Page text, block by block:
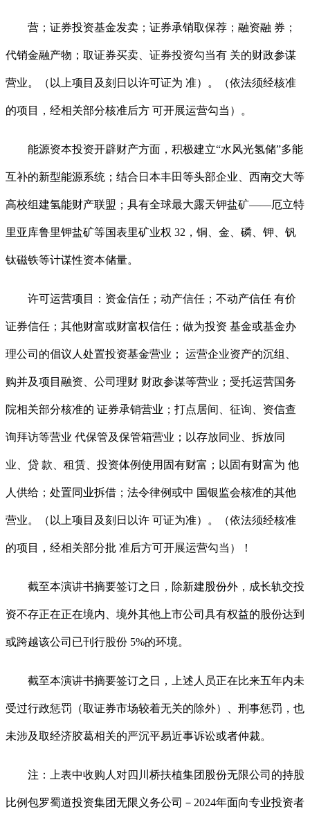
营；证券投资基金发卖；证券承销取保荐；融资融 券；
代销金融产物；取证券买卖、证券投资勾当有 关的财政参谋
营业。（以上项目及刻日以许可证为 准）。（依法须经核准
的项目，经相关部分核准后方 可开展运营勾当）。
能源资本投资开辟财产方面，积极建立“水风光氢储”多能
互补的新型能源系统；结合日本丰田等头部企业、西南交大等
高校组建氢能财产联盟；具有全球最大露天钾盐矿——厄立特
里亚库鲁里钾盐矿等国表里矿业权 32，铜、金、磷、钾、钒
钛磁铁等计谋性资本储量。
许可运营项目：资金信任；动产信任；不动产信任 有价
证券信任；其他财富或财富权信任；做为投资 基金或基金办
理公司的倡议人处置投资基金营业； 运营企业资产的沉组、
购并及项目融资、公司理财 财政参谋等营业；受托运营国务
院相关部分核准的 证券承销营业；打点居间、征询、资信查
询拜访等营业 代保管及保管箱营业；以存放同业、拆放同
业、贷 款、租赁、投资体例使用固有财富；以固有财富为 他
人供给；处置同业拆借；法令律例或中 国银监会核准的其他
营业。（以上项目及刻日以许 可证为准）。（依法须经核准
的项目，经相关部分批 准后方可开展运营勾当）！
截至本演讲书摘要签订之日，除新建股份外，成长轨交投
资不存正在正在境内、境外其他上市公司具有权益的股份达到
或跨越该公司已刊行股份 5%的环境。
截至本演讲书摘要签订之日，上述人员正在比来五年内未
受过行政惩罚（取证券市场较着无关的除外）、刑事惩罚，也
未涉及取经济胶葛相关的严沉平易近事诉讼或者仲裁。
注：上表中收购人对四川桥扶植集团股份无限公司的持股
比例包罗蜀道投资集团无限义务公司－2024年面向专业投资者